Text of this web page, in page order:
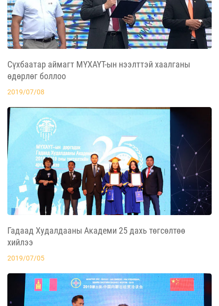
Сүхбаатар аймагт МҮХАҮТ-ын нээлттэй хаалганы
өдөрлөг боллоо
2019/07/08
Гадаад Худалдааны Академи 25 дахь төгсөлтөө
хийлээ
2019/07/05